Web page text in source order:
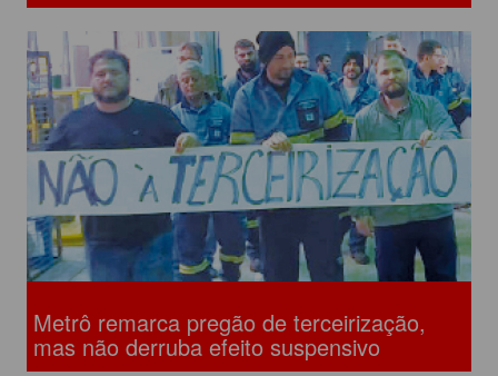
Metrô remarca pregão de terceirização,
mas não derruba efeito suspensivo